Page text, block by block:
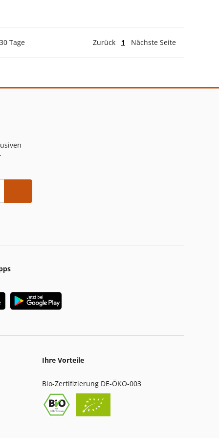
Tage Zurück 1 Nächste Seite
Ihre Vorteile
Bio-Zertifizierung DE-ÖKO-003